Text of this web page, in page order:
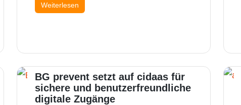
Weiterlesen
BG prevent setzt auf cidaas für
sichere und benutzerfreundliche
digitale Zugänge